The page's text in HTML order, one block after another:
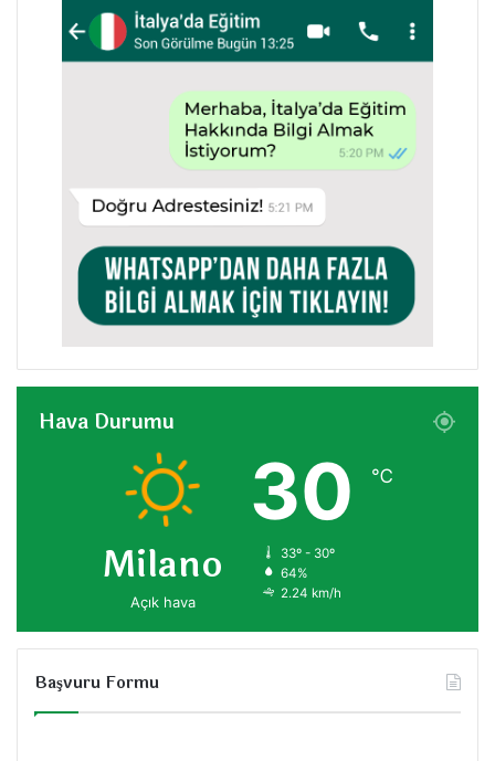
Hava Durumu
Milano
Açık hava
30 ℃
33º - 30º
64%
2.24 km/h
Başvuru Formu